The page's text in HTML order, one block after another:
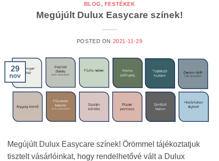
BLOG, FESTÉKEK
Megújúlt Dulux Easycare színek!
POSTED ON 2021-11-29
29
nov
Megújúlt Dulux Easycare színek! Örömmel tájékoztatjuk
tisztelt vásárlóinkat, hogy rendelhetővé vált a Dulux